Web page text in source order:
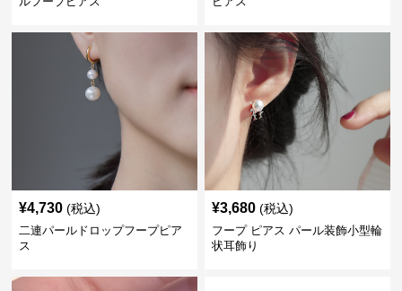
¥4,730 (税込)
二連パールドロップフープピア
ス
¥3,680 (税込)
フープ ピアス パール装飾小型輪
状耳飾り